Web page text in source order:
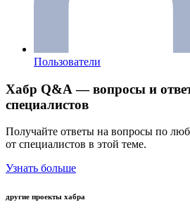
Пользователи
Хабр Q&A — вопросы и
специалистов
Получайте ответы на вопросы по
от специалистов в этой теме.
Узнать больше
другие проекты хабра